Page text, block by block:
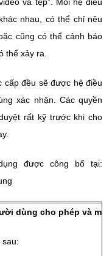
nhau, có thể chỉ nêu
cũng có thể cảnh báo
thể xảy ra.
cấp đều sẽ được hệ điều
xác nhận. Các quyền
rất kỹ trước khi cho
được công bố tại:
dùng cho phép và
sau: